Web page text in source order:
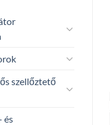
szellőztető
és